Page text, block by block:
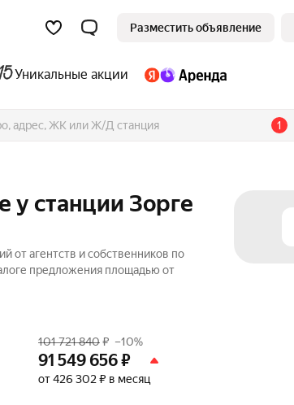
Разместить объявление
Уникальные акции
1
у станции Зорге
от агентств и собственников по
предложения площадью от
101 721 840₽ –10%
91 549 656₽
от 426 302 ₽ в месяц